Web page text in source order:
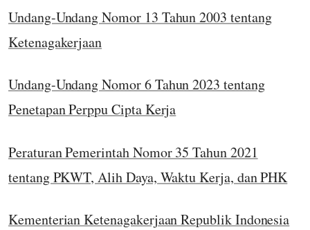
Undang-Undang Nomor 13 Tahun 2003 tentang
Ketenagakerjaan
Undang-Undang Nomor 6 Tahun 2023 tentang
Penetapan Perppu Cipta Kerja
Peraturan Pemerintah Nomor 35 Tahun 2021
tentang PKWT, Alih Daya, Waktu Kerja, dan PHK
Kementerian Ketenagakerjaan Republik Indonesia